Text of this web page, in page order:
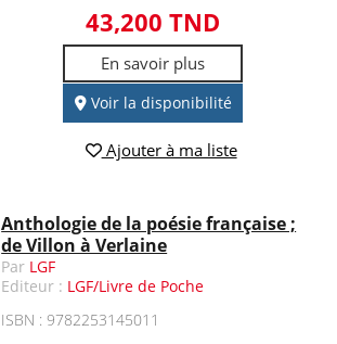
43,200 TND
En savoir plus
Voir la disponibilité
Ajouter à ma liste
Anthologie de la poésie française ;
de Villon à Verlaine
Par LGF
Editeur : LGF/Livre de Poche
ISBN : 9782253145011